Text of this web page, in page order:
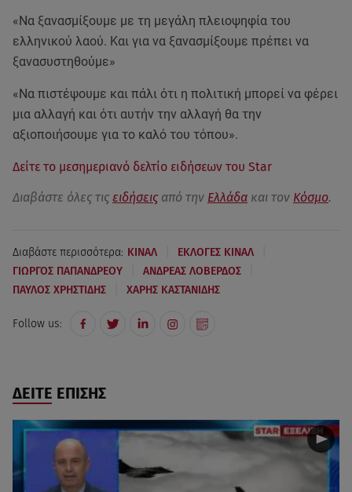
«Να ξανασμίξουμε με τη μεγάλη πλειοψηφία του
ελληνικού λαού. Και για να ξανασμίξουμε πρέπει να
ξανασυστηθούμε»
«Να πιστέψουμε και πάλι ότι η πολιτική μπορεί να φέρει
μια αλλαγή και ότι αυτήν την αλλαγή θα την
αξιοποιήσουμε για το καλό του τόπου».
Δείτε το μεσημεριανό δελτίο ειδήσεων του Star
Διαβάστε όλες τις ειδήσεις από την Ελλάδα και τον Κόσμο.
Διαβάστε περισσότερα: ΚΙΝΑΛ ΕΚΛΟΓΕΣ ΚΙΝΑΛ
ΓΙΩΡΓΟΣ ΠΑΠΑΝΔΡΕΟΥ ΑΝΔΡΕΑΣ ΛΟΒΕΡΔΟΣ
ΠΑΥΛΟΣ ΧΡΗΣΤΙΔΗΣ ΧΑΡΗΣ ΚΑΣΤΑΝΙΔΗΣ
Follow us:
ΔΕΙΤΕ ΕΠΙΣΗΣ